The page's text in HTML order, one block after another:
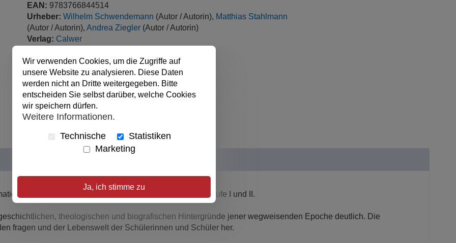
EAN: 9783766844514
Urheber: Wilhelm Schwendemann (Autor / Autorin), Matthias Stahlmann
(Autor / Autorin), Andrea Ziegler (Autor / Autorin)
Verlag: Calwer
Einbandart:Buch
Sprache:Deutsch
Seitenzahl:112 Seiten
veröffentlicht: 01.11.2017
Abmessungen:21 x 29.7 cm
und Humanismus für den Unterricht in der Sekundarstufe I und II.
theologischen und biografischen Hintergründe jener wegweisenden Epoche deutlich. Die
fragen und der Lebenswelt der Schülerinnen und Schüler her.
Wir verwenden Cookies, um die Zugriffe auf
unsere Website zu analysieren. Diese Daten
werden nicht an Dritte weitergegeben. Bitte
entscheiden Sie selbst darüber, welche Cookies
wir speichern dürfen.
Weitere Informationen.
Technische
Statistiken
Marketing
Ja, ich stimme zu